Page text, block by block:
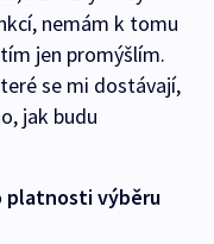
nemám k tomu
jen promýšlím.
se mi dostávají,
jak budu
platnosti výběru